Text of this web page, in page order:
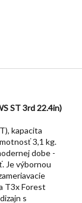
ST 3rd 22.4in)
kapacita
3,1 kg.
dobe -
Je výbornou
T3x Forest
s